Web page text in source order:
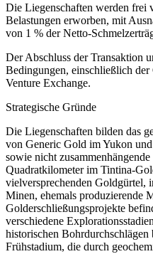
Die Liegenschaften werden frei
Belastungen erworben, mit
von 1 % der Netto-
Der Abschluss der Transaktion
Bedingungen, einschließlich
Venture Exchange.
Strategische Gründe
Die Liegenschaften bilden das
von Generic Gold im Yukon
sowie nicht
Quadratkilometer im Tintina-
vielversprechenden Goldgürtel,
Minen, ehemals produzierende
Golderschließungsprojekte
verschiedene
historischen
Frühstadium, die durch